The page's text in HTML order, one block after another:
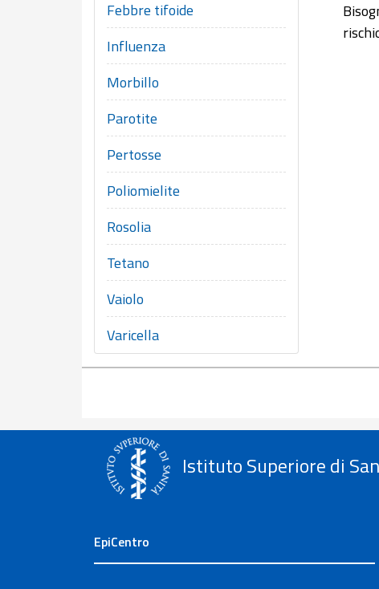
Febbre tifoide
Influenza
Morbillo
Parotite
Pertosse
Poliomielite
Rosolia
Tetano
Vaiolo
Varicella
Istituto Superiore di
EpiCentro